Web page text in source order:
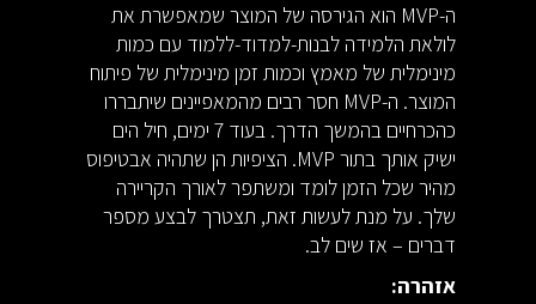
ה-MVP הוא הגירסה של המוצר שמאפשרת את
לולאת הלמידה לבנות-למדוד-ללמוד עם כמות
מינימלית של מאמץ וכמות זמן מינימלית של פיתוח
המוצר. ה-MVP חסר רבים מהמאפיינים שיתבררו
כהכרחיים בהמשך הדרך. בעוד 7 ימים, חיל הים
ישיק אותך בתור MVP. הציפיות הן שתהיה אבטיפוס
מהיר שכל הזמן לומד ומשתפר לאורך הקריירה
שלך. על מנת לעשות זאת, תצטרך לבצע מספר
דברים – אז שים לב.
אזהרה: